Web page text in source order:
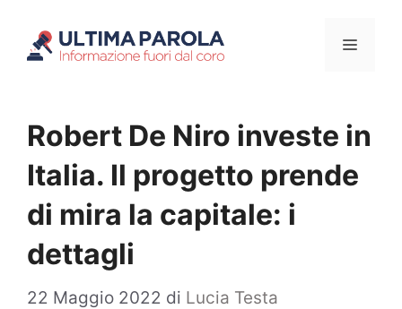
Menu
Robert De Niro investe in
Italia. Il progetto prende
di mira la capitale: i
dettagli
22 Maggio 2022 di Lucia Testa